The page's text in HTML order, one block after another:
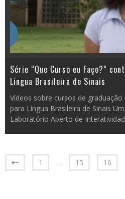
Série “Que Curso eu Faço?”
Língua Brasileira de Sinais
Vídeos sobre cursos de graduação
para Língua Brasileira de Sinais
Laboratório Aberto de Interatividad
1 … 15 16